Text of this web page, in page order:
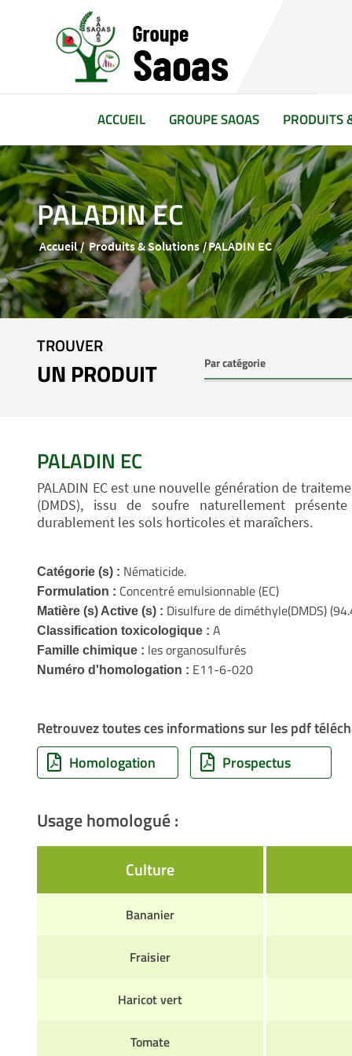
ACCUEIL(CURRENT)
GROUPE SAOAS PRODUITS
PALADIN EC
Accueil Produits & Solutions PALADIN EC
TROUVER
UN PRODUIT
PALADIN EC
PALADIN EC est une nouvelle génération de
(DMDS), issu de soufre naturellement
durablement les sols horticoles et maraîchers.
Catégorie (s) : Nématicide.
Formulation : Concentré emulsionnable (EC)
Matière (s) Active (s) : Disulfure de diméthyle(DMDS)
Classification toxicologique : A
Famille chimique : les organosulfurés
Numéro d'homologation : E11-6-020
Retrouvez toutes ces informations sur les pdf
Homologation
Prospectus
Usage homologué :
Culture
Bananier
Fraisier
Haricot vert
Tomate